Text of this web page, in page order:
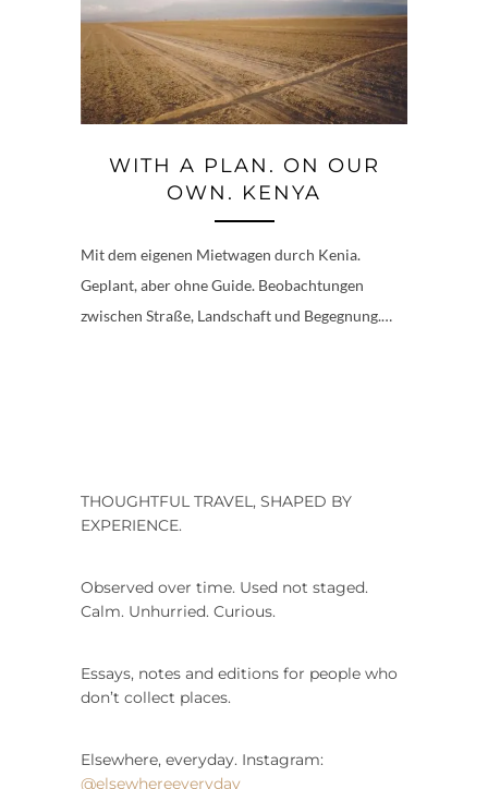
WITH A PLAN. ON OUR
OWN. KENYA
Mit dem eigenen Mietwagen durch Kenia.
Geplant, aber ohne Guide. Beobachtungen
zwischen Straße, Landschaft und Begegnung.…
THOUGHTFUL TRAVEL, SHAPED BY
EXPERIENCE.
Observed over time. Used not staged.
Calm. Unhurried. Curious.
Essays, notes and editions for people who
don’t collect places.
Elsewhere, everyday. Instagram:
@elsewhereeveryday